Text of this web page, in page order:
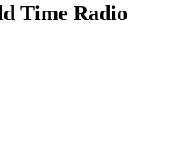
Time Radio